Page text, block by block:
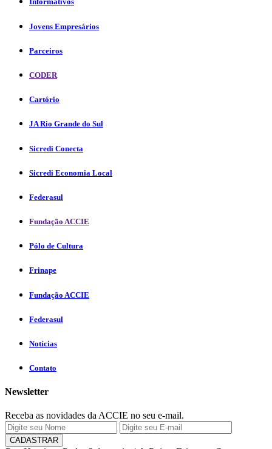
Jovens Empresários
Parceiros
CODER
Cartório
JA Rio Grande do Sul
Sicredi Conecta
Sicredi Economia Local
Federasul
Fundação ACCIE
Pólo de Cultura
Frinape
Fundação ACCIE
Federasul
Notícias
Contato
Newsletter
Receba as novidades da ACCIE no seu e-mail.